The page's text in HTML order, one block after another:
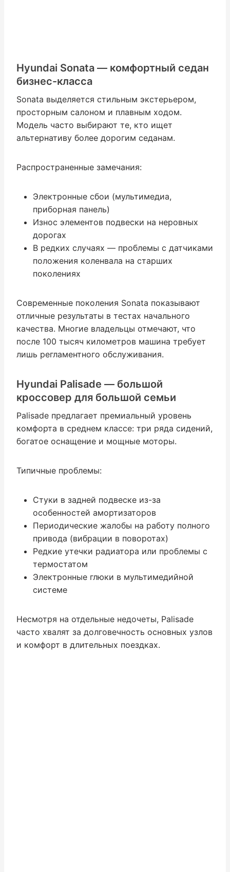
Hyundai Sonata — комфортный седан
бизнес-класса
Sonata выделяется стильным экстерьером,
просторным салоном и плавным ходом.
Модель часто выбирают те, кто ищет
альтернативу более дорогим седанам.
Распространенные замечания:
Электронные сбои (мультимедиа,
приборная панель)
Износ элементов подвески на неровных
дорогах
В редких случаях — проблемы с датчиками
положения коленвала на старших
поколениях
Современные поколения Sonata показывают
отличные результаты в тестах начального
качества. Многие владельцы отмечают, что
после 100 тысяч километров машина требует
лишь регламентного обслуживания.
Hyundai Palisade — большой
кроссовер для большой семьи
Palisade предлагает премиальный уровень
комфорта в среднем классе: три ряда сидений,
богатое оснащение и мощные моторы.
Типичные проблемы:
Стуки в задней подвеске из-за
особенностей амортизаторов
Периодические жалобы на работу полного
привода (вибрации в поворотах)
Редкие утечки радиатора или проблемы с
термостатом
Электронные глюки в мультимедийной
системе
Несмотря на отдельные недочеты, Palisade
часто хвалят за долговечность основных узлов
и комфорт в длительных поездках.